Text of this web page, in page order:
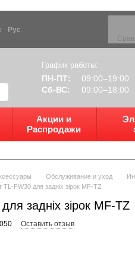
Рус
График работы:
ПН-ПТ:
09:00–19:00
Сб-ВС:
09:00–18:00
Акции и
Распродажи
Обслуживание и уход
ТL-FW30 для задніх зірок MF-TZ
задніх зірок MF-TZ
Оставить отзыв